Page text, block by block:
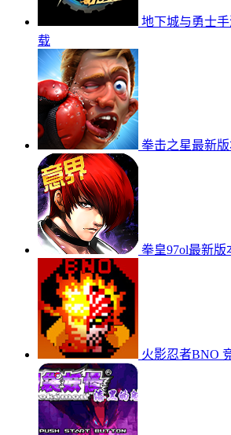
地下城与勇士
载
拳击之星最新
拳皇97ol最新版
火影忍者BNO